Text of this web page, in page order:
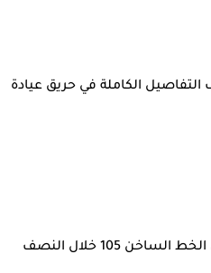
الكاملة في حريق عيادة
الصحة: ارتفاع الإقبال على الخط الساخن 105 خلال النصف